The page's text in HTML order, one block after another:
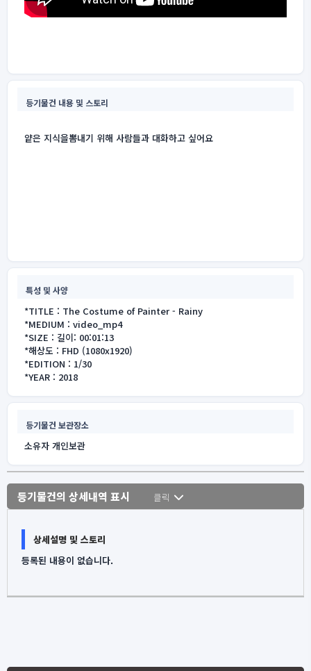
등기물건 내용 및 스토리
얕은 지식을뽐내기 위해 사람들과 대화하고 싶어요
특성 및 사양
*TITLE : The Costume of Painter - Rainy
*MEDIUM : video_mp4
*SIZE : 길이: 00:01:13
*해상도 : FHD (1080x1920)
*EDITION : 1/30
*YEAR : 2018
등기물건 보관장소
소유자 개인보관
등기물건의 상세내역 표시 클릭
상세설명 및 스토리
등록된 내용이 없습니다.